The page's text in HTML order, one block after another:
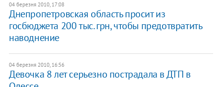
04 березня 2010, 17:08
Днепропетровская область просит из
госбюджета 200 тыс. грн, чтобы предотвратить
наводнение
04 березня 2010, 16:56
Девочка 8 лет серьезно пострадала в ДТП в